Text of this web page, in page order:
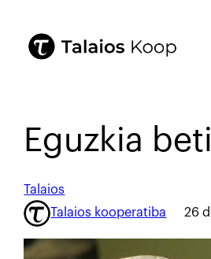
Eguzkia
Talaios
Talaios kooperatiba
26